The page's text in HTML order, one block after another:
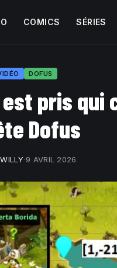
COMICS SÉRIES
DOFUS
pris qui
Dofus
WILLY·9 AVRIL 2026